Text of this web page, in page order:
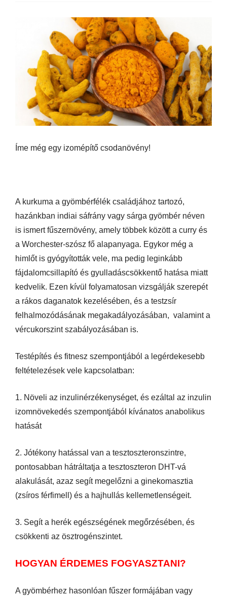
Íme még egy izomépítő csodanövény!
A kurkuma a gyömbérfélék családjához tartozó,
hazánkban indiai sáfrány vagy sárga gyömbér néven
is ismert fűszernövény, amely többek között a curry és
a Worchester-szósz fő alapanyaga. Egykor még a
himlőt is gyógyították vele, ma pedig leginkább
fájdalomcsillapító és gyulladáscsökkentő hatása miatt
kedvelik. Ezen kívül folyamatosan vizsgálják szerepét
a rákos daganatok kezelésében, és a testzsír
felhalmozódásának megakadályozásában, valamint a
vércukorszint szabályozásában is.
Testépítés és fitnesz szempontjából a legérdekesebb
feltételezések vele kapcsolatban:
1. Növeli az inzulinérzékenységet, és ezáltal az inzulin
izomnövekedés szempontjából kívánatos anabolikus
hatását
2. Jótékony hatással van a tesztoszteronszintre,
pontosabban hátráltatja a tesztoszteron DHT-vá
alakulását, azaz segít megelőzni a ginekomasztia
(zsíros férfimell) és a hajhullás kellemetlenségeit.
3. Segít a herék egészségének megőrzésében, és
csökkenti az ösztrogénszintet.
HOGYAN ÉRDEMES FOGYASZTANI?
A gyömbérhez hasonlóan fűszer formájában vagy